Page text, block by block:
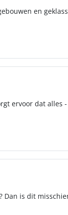
en
ervoor dat alles
Dan is dit